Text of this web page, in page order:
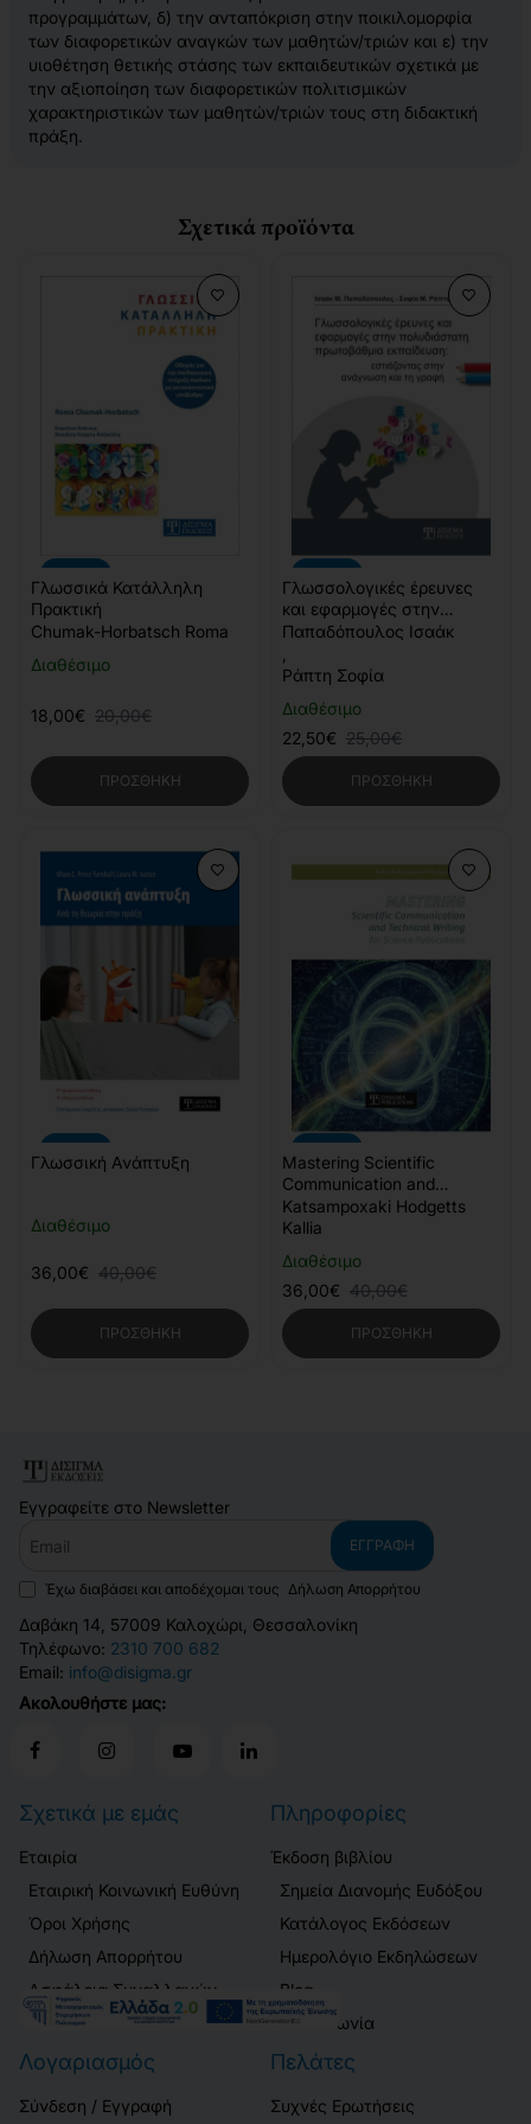
προγραμμάτων, δ) την ανταπόκριση στην ποικιλομορφία
των διαφορετικών αναγκών των μαθητών/τριών και ε) την
υιοθέτηση θετικής στάσης των εκπαιδευτικών σχετικά με
την αξιοποίηση των διαφορετικών πολιτισμικών
χαρακτηριστικών των μαθητών/τριών τους στη διδακτική
πράξη.
Σχετικά προϊόντα
Διαθέσιμο
Γλωσσικά Κατάλληλη
Πρακτική
Chumak-Horbatsch Roma
18,00€ 20,00€
ΠΡΟΣΘΉΚΗ
Διαθέσιμο
Γλωσσολογικές έρευνες
και εφαρμογές στην
πολυδιάστατη
Παπαδόπουλος Ισαάκ
Ράπτη Σοφία
22,50€ 25,00€
ΠΡΟΣΘΉΚΗ
Διαθέσιμο
Γλωσσική Ανάπτυξη
36,00€ 40,00€
ΠΡΟΣΘΉΚΗ
Διαθέσιμο
Mastering Scientific
Communication and
Technical Writing for
Science Publications
Katsampoxaki Hodgetts
Kallia
36,00€ 40,00€
ΠΡΟΣΘΉΚΗ
Εγγραφείτε στο Newsletter
ΕΓΓΡΑΦΉ
Έχω διαβάσει και αποδέχομαι τους Δήλωση Απορρήτου
Δαβάκη 14, 57009 Καλοχώρι, Θεσσαλονίκη
Τηλέφωνο: 2310 700 682
Email: info@disigma.gr
Ακολουθήστε μας:
Σχετικά με εμάς
Εταιρία
Εταιρική Κοινωνική Ευθύνη
Όροι Χρήσης
Δήλωση Απορρήτου
Ασφάλεια Συναλλαγών
Πληροφορίες
Έκδοση βιβλίου
Σημεία Διανομής Ευδόξου
Κατάλογος Εκδόσεων
Ημερολόγιο Εκδηλώσεων
Blog
Επικοινωνία
Λογαριασμός
Σύνδεση / Εγγραφή
Πελάτες
Συχνές Ερωτήσεις